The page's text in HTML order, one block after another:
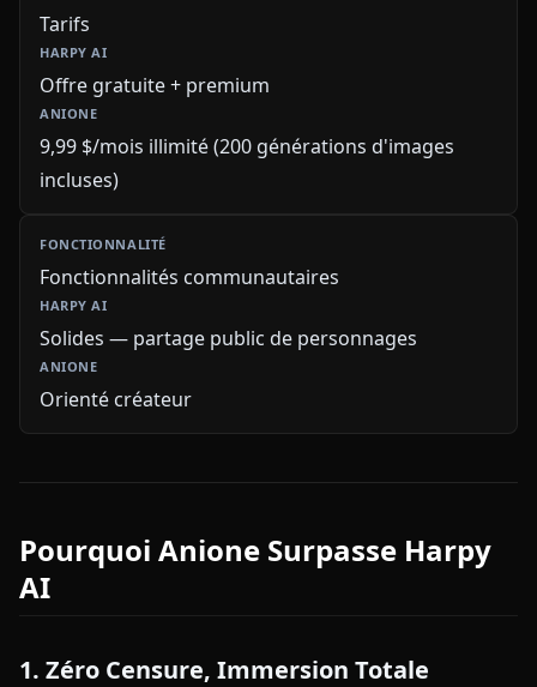
Tarifs
Offre gratuite + premium
9,99 $/mois illimité (200 générations d'images
incluses)
Fonctionnalités communautaires
Solides — partage public de personnages
Orienté créateur
Pourquoi Anione Surpasse Harpy
AI
1. Zéro Censure, Immersion Totale